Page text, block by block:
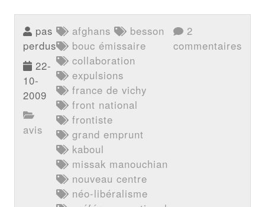
pas
perdus
22-
10-
2009
avis
afghans
besson
bouc émissaire
collaboration
expulsions
france de vichy
front national
frontiste
grand emprunt
kaboul
missak manouchian
nouveau centre
néo-libéralisme
2
commentaires